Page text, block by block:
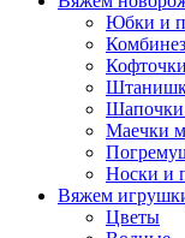
Юбки и
Маечки
Носки и
Вяжем
Цветы